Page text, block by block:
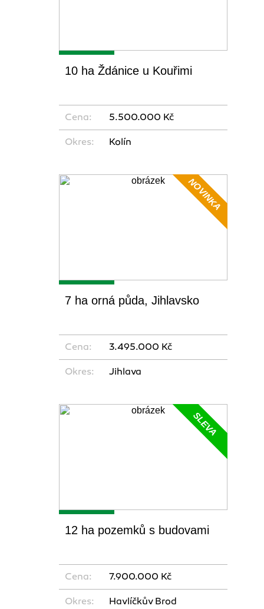
10 ha Ždánice u Kouřimi
Cena: 5.500.000 Kč
Okres: Kolín
NOVINKA
7 ha orná půda, Jihlavsko
Cena: 3.495.000 Kč
Okres: Jihlava
SLEVA
12 ha pozemků s budovami
Cena: 7.900.000 Kč
Okres: Havlíčkův Brod